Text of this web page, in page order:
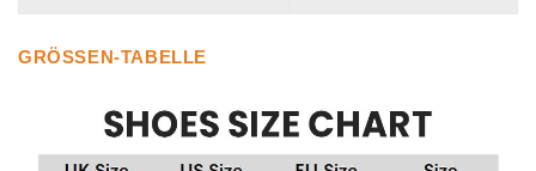
GRÖSSEN-TABELLE